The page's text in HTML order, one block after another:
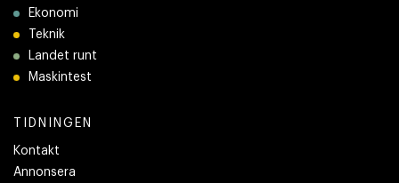
Ekonomi
Teknik
Landet runt
Maskintest
TIDNINGEN
Kontakt
Annonsera